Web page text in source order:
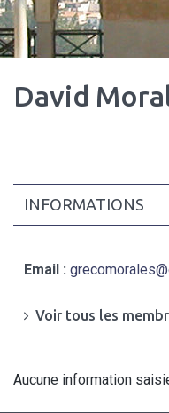
David
INFORMATIONS
Email :
Voir tous les
Aucune information